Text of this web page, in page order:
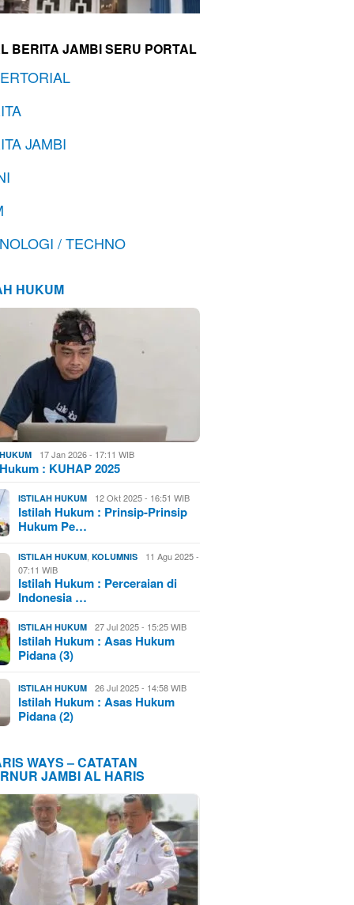
BERITA JAMBI SERU PORTAL
JAMBI
/ TECHNO
HUKUM
17 Jan 2026 - 17:11 WIB
: KUHAP 2025
ISTILAH HUKUM 12 Okt 2025 - 16:51 WIB
Istilah Hukum : Prinsip-Prinsip
Hukum Pe…
ISTILAH HUKUM ,KOLUMNIS
11 Agu 2025 -
07:11 WIB
Istilah Hukum : Perceraian di
Indonesia …
ISTILAH HUKUM 27 Jul 2025 - 15:25 WIB
Istilah Hukum : Asas Hukum
Pidana (3)
ISTILAH HUKUM 26 Jul 2025 - 14:58 WIB
Istilah Hukum : Asas Hukum
Pidana (2)
WAYS – CATATAN
JAMBI AL HARIS